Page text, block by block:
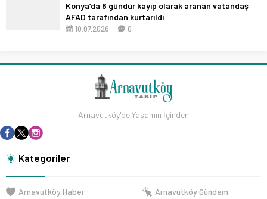
Konya’da 6 gündür kayıp olarak aranan vatandaş
AFAD tarafından kurtarıldı
10.07.2026 0
Arnavutköy'de Yaşamın İçinden
Kategoriler
Arnavutköy Haber Arnavutköy Gündem